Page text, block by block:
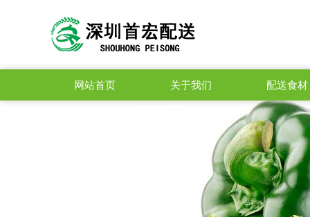
网站首页 关于我们 配送食材